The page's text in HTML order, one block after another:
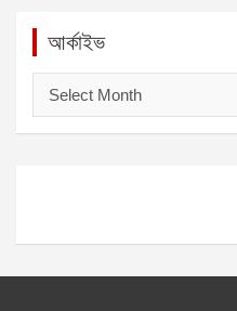
আর্কাইভ
ই